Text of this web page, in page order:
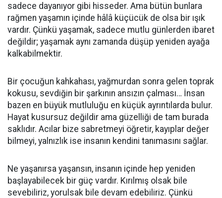
sadece dayanıyor gibi hisseder. Ama bütün bunlara
rağmen yaşamın içinde hâlâ küçücük de olsa bir ışık
vardır. Çünkü yaşamak, sadece mutlu günlerden ibaret
değildir; yaşamak aynı zamanda düşüp yeniden ayağa
kalkabilmektir.
Bir çocuğun kahkahası, yağmurdan sonra gelen toprak
kokusu, sevdiğin bir şarkının ansızın çalması… İnsan
bazen en büyük mutluluğu en küçük ayrıntılarda bulur.
Hayat kusursuz değildir ama güzelliği de tam burada
saklıdır. Acılar bize sabretmeyi öğretir, kayıplar değer
bilmeyi, yalnızlık ise insanın kendini tanımasını sağlar.
Ne yaşanırsa yaşansın, insanın içinde hep yeniden
başlayabilecek bir güç vardır. Kırılmış olsak bile
sevebiliriz, yorulsak bile devam edebiliriz. Çünkü